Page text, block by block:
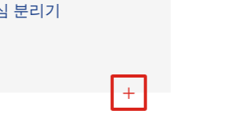
분리기
더 보기
